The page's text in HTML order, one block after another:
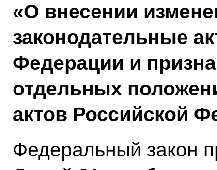
«О внесении
законодательные
Федерации и
отдельных
актов Российской
Федеральный закон